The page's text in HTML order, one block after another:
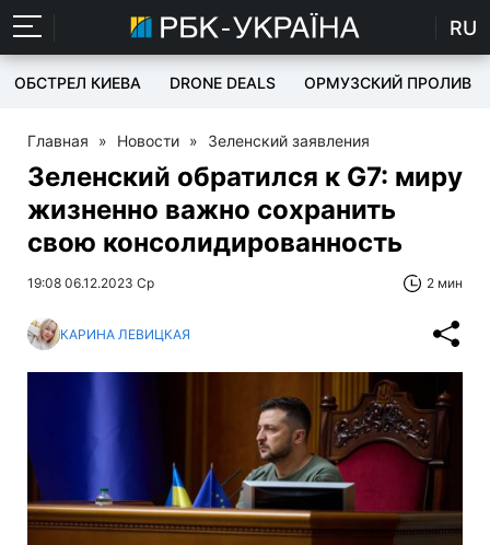
RU
ОБСТРЕЛ КИЕВА DRONE DEALS ОРМУЗСКИЙ ПРОЛИВ
Главная » Новости » Зеленский заявления
Зеленский обратился к G7: миру
жизненно важно сохранить
свою консолидированность
19:08 06.12.2023 Ср 2 мин
КАРИНА ЛЕВИЦКАЯ